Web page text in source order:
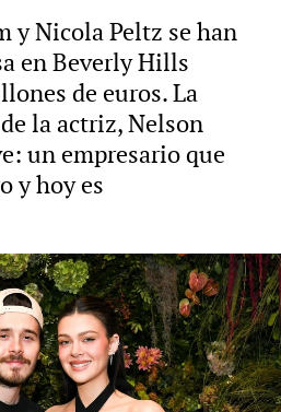
y Nicola Peltz se han
en Beverly Hills
de euros. La
la actriz, Nelson
un empresario que
y hoy es
Vídeo: Getty Foto: Gtres
redes sociales sacan a la
entre Nicola Peltz y su